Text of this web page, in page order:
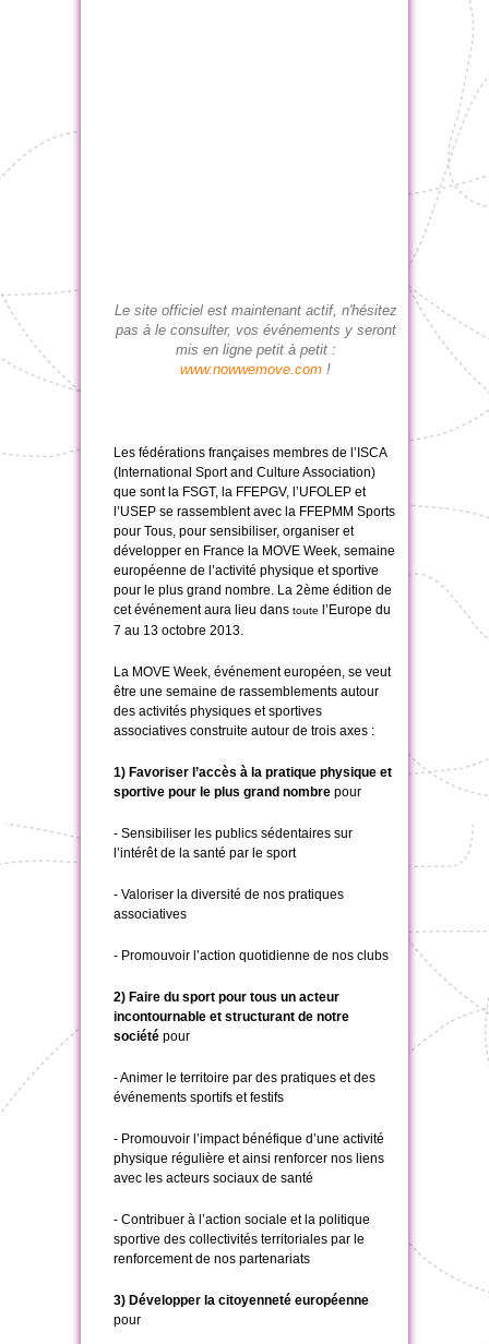
Le site officiel est maintenant actif, n'hésitez
pas à le consulter, vos événements y seront
mis en ligne petit à petit :
www.nowwemove.com !
Les fédérations françaises membres de l’ISCA
(International Sport and Culture Association)
que sont la FSGT, la FFEPGV, l’UFOLEP et
l’USEP se rassemblent avec la FFEPMM Sports
pour Tous, pour sensibiliser, organiser et
développer en France la MOVE Week, semaine
européenne de l’activité physique et sportive
pour le plus grand nombre. La 2ème édition de
cet événement aura lieu dans toute l’Europe du
7 au 13 octobre 2013.
La MOVE Week, événement européen, se veut
être une semaine de rassemblements autour
des activités physiques et sportives
associatives construite autour de trois axes :
1) Favoriser l’accès à la pratique physique et
sportive pour le plus grand nombre pour
- Sensibiliser les publics sédentaires sur
l’intérêt de la santé par le sport
- Valoriser la diversité de nos pratiques
associatives
- Promouvoir l’action quotidienne de nos clubs
2) Faire du sport pour tous un acteur
incontournable et structurant de notre
société pour
- Animer le territoire par des pratiques et des
événements sportifs et festifs
- Promouvoir l’impact bénéfique d’une activité
physique régulière et ainsi renforcer nos liens
avec les acteurs sociaux de santé
- Contribuer à l’action sociale et la politique
sportive des collectivités territoriales par le
renforcement de nos partenariats
3) Développer la citoyenneté européenne
pour